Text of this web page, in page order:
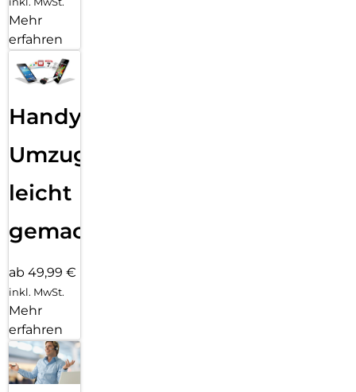
Mehr
erfahren
Handy
Umzug
leicht
gemacht!
ab 49,99 €
inkl. MwSt.
Mehr
erfahren